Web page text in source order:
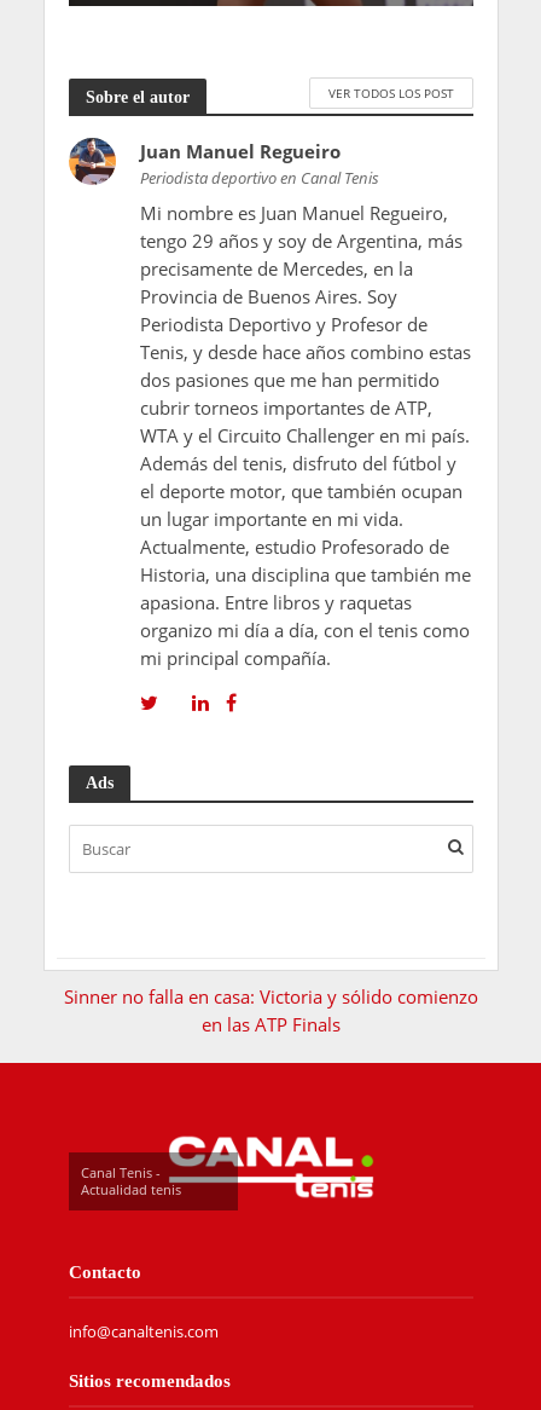
Sobre el autor VER TODOS LOS POST
Juan Manuel Regueiro
Periodista deportivo en Canal Tenis
Mi nombre es Juan Manuel Regueiro,
tengo 29 años y soy de Argentina, más
precisamente de Mercedes, en la
Provincia de Buenos Aires. Soy
Periodista Deportivo y Profesor de
Tenis, y desde hace años combino estas
dos pasiones que me han permitido
cubrir torneos importantes de ATP,
WTA y el Circuito Challenger en mi país.
Además del tenis, disfruto del fútbol y
el deporte motor, que también ocupan
un lugar importante en mi vida.
Actualmente, estudio Profesorado de
Historia, una disciplina que también me
apasiona. Entre libros y raquetas
organizo mi día a día, con el tenis como
mi principal compañía.
Ads
Sinner no falla en casa: Victoria y sólido comienzo
en las ATP Finals
Canal Tenis -
Actualidad tenis
Contacto
info@canaltenis.com
Sitios recomendados